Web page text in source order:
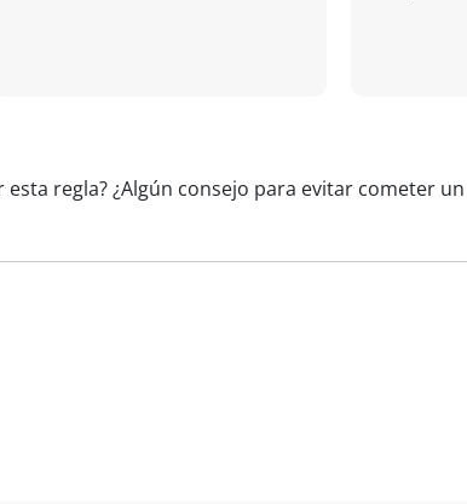
regla? ¿Algún consejo para evitar cometer